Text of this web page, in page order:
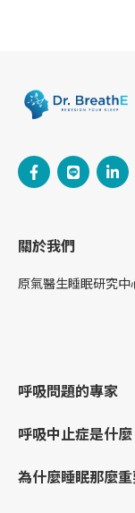
關於我們
原氣醫生睡眠研究中
呼吸問題的專家
呼吸中止症是什麼
為什麼睡眠那麼重